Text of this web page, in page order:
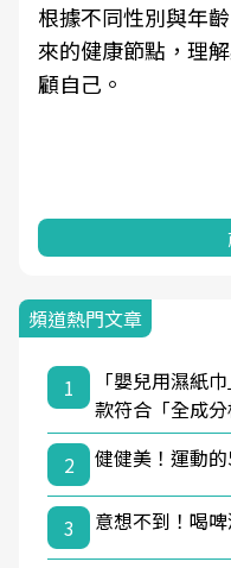
根據不同性別與年
來的健康節點，理
顧自己。
頻道熱門文章
1
「嬰兒用濕紙
款符合「全成
2
健健美！運動
3 意想不到！喝